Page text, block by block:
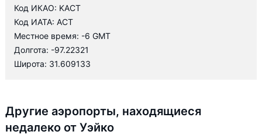
Код ИКАО: KACT
Код ИАТА: ACT
Местное время: -6 GMT
Долгота: -97.22321
Широта: 31.609133
Другие аэропорты, находящиеся
недалеко от Уэйко